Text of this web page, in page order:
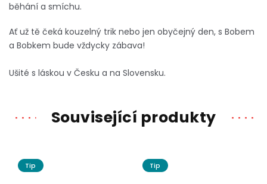
běhání a smíchu.
Ať už tě čeká kouzelný trik nebo jen obyčejný den, s Bobem
a Bobkem bude vždycky zábava!
Ušité s láskou v Česku a na Slovensku.
Související produkty
Tip Tip